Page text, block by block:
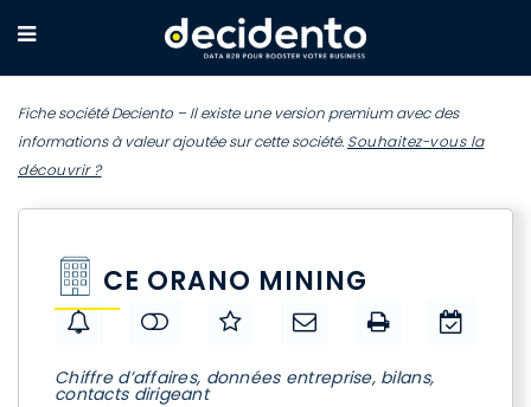
Fiche société Deciento – Il existe une version premium avec des
informations à valeur ajoutée sur cette société. Souhaitez-vous la
découvrir ?
CE ORANO MINING
Chiffre d’affaires, données entreprise, bilans,
contacts dirigeant